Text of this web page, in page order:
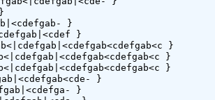
}
}
}
}
}
}
}